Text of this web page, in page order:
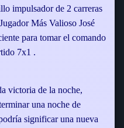
impulsador de 2 carreras
Más Valioso José
para tomar el comando
7x1 .
victoria de la noche,
una noche de
significar una nueva